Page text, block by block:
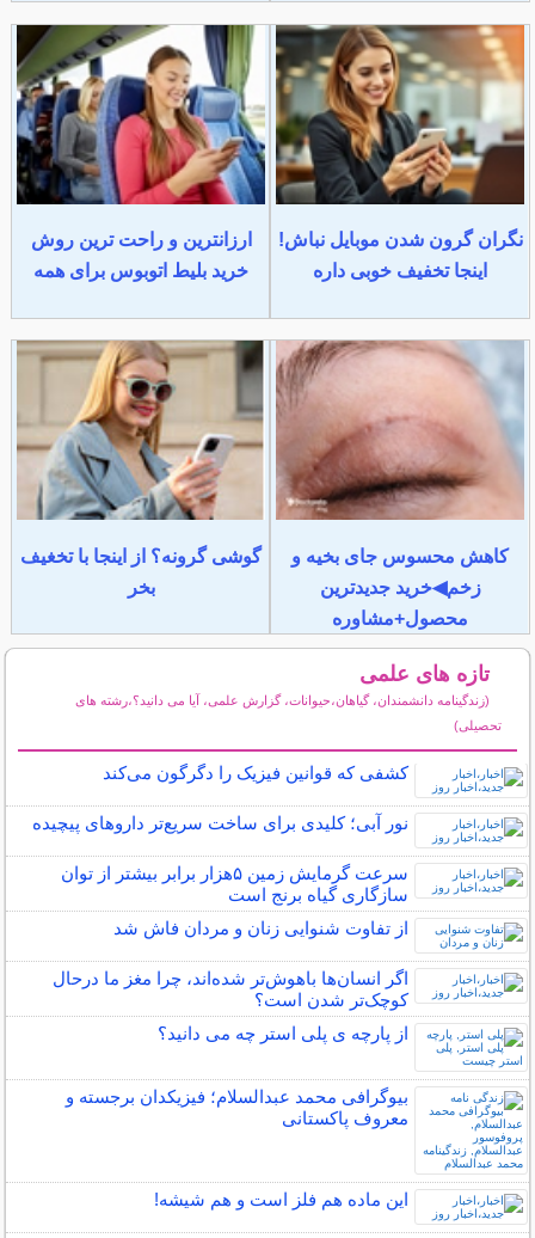
نگران گرون شدن موبایل نباش!
اینجا تخفیف خوبی داره
ارزانترین و راحت ترین روش
خرید بلیط اتوبوس برای همه
کاهش محسوس جای بخیه و
زخم◀خرید جدیدترین
محصول+مشاوره
گوشی گرونه؟ از اینجا با تخغیف
بخر
تازه های علمی
(زندگینامه دانشمندان، گیاهان،حیوانات، گزارش علمی، آیا می دانید؟،رشته های
تحصیلی)
کشفی که قوانین فیزیک را دگرگون می‌کند
نور آبی؛ کلیدی برای ساخت سریع‌تر داروهای پیچیده
سرعت گرمایش زمین ۵هزار برابر بیشتر از توان
سازگاری گیاه برنج است
از تفاوت شنوایی زنان و مردان فاش شد
اگر انسان‌ها باهوش‌تر شده‌اند، چرا مغز ما درحال
کوچک‌تر شدن است؟
از پارچه ی پلی استر چه می دانید؟
بیوگرافی محمد عبدالسلام؛ فیزیکدان برجسته و
معروف پاکستانی
این ماده هم فلز است و هم شیشه!